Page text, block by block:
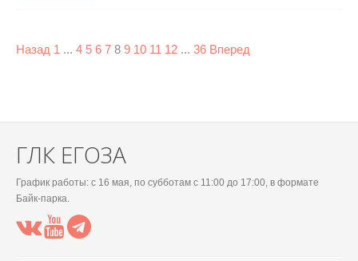
Назад 1 ... 4 5 6 7 8 9 10 11 12 ... 36 Вперед
ГЛК ЕГОЗА
График работы: c 16 мая, по субботам с 11:00 до 17:00, в формате
Байк-парка.